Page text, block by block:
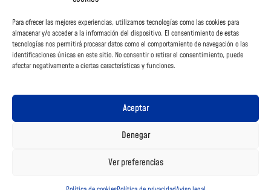
Para ofrecer las mejores experiencias, utilizamos tecnologías como las cookies para
almacenar y/o acceder a la información del dispositivo. El consentimiento de estas
tecnologías nos permitirá procesar datos como el comportamiento de navegación o las
identificaciones únicas en este sitio. No consentir o retirar el consentimiento, puede
afectar negativamente a ciertas características y funciones.
Aceptar
Denegar
Ver preferencias
Secciones visitadas por los usuarios y/o empresas y/o empresas
anónimos.
La información obtenida es totalmente anónima, y en ningún caso puede
ser asociada a un usuario y/o empresa concreto e identificado o
identificable.
Política de cookies